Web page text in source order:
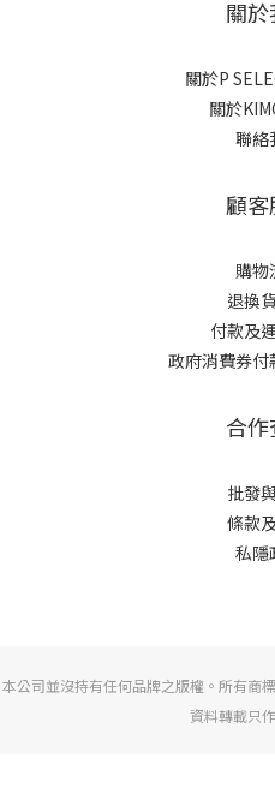
關
關於P
關於
聯絡
顧
購物
退換
付款及
政府消費券付
合
批發
條款
私隱
本公司並沒持有任何品牌之版權。所有商
資料轉載只